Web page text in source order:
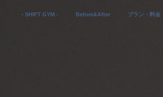
- SHIFT GYM - Before&After プラン・料金